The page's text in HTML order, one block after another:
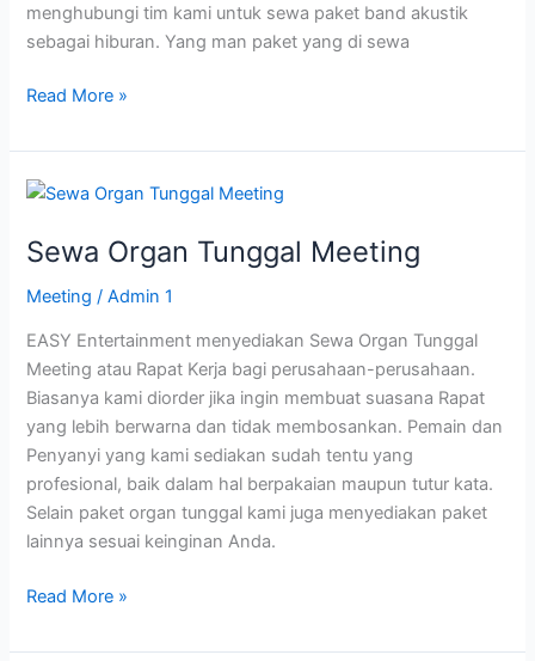
menghubungi tim kami untuk sewa paket band akustik
sebagai hiburan. Yang man paket yang di sewa
Read More »
Sewa Organ Tunggal Meeting
Meeting /Admin 1
EASY Entertainment menyediakan Sewa Organ Tunggal
Meeting atau Rapat Kerja bagi perusahaan-perusahaan.
Biasanya kami diorder jika ingin membuat suasana Rapat
yang lebih berwarna dan tidak membosankan. Pemain dan
Penyanyi yang kami sediakan sudah tentu yang
profesional, baik dalam hal berpakaian maupun tutur kata.
Selain paket organ tunggal kami juga menyediakan paket
lainnya sesuai keinginan Anda.
Sewa
Tunggal
Read More »